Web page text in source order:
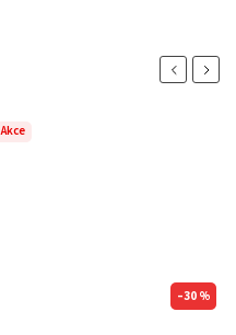
Previous
Akce
–30 %
Next